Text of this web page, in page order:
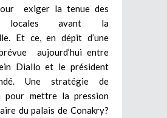
exiger la tenue des
locales avant la
Et ce, en dépit d’une
aujourd’hui entre
Diallo et le président
Une stratégie de
pour mettre la pression
du palais de Conakry?